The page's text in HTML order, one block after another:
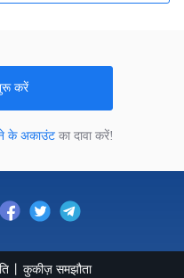
करें
के अकाउंटका दावा करें!
कुकीज़ समझौता